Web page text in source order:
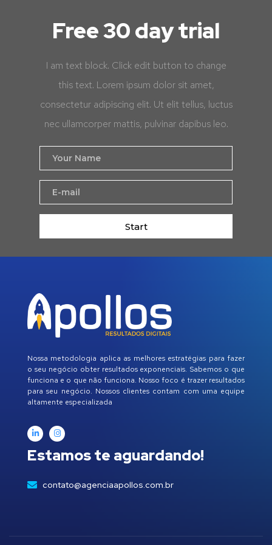
Free 30 day trial
I am text block. Click edit button to change
this text. Lorem ipsum dolor sit amet,
consectetur adipiscing elit. Ut elit tellus, luctus
nec ullamcorper mattis, pulvinar dapibus leo.
Start
Nossa metodologia aplica as melhores estratégias para fazer
o seu negócio obter resultados exponenciais. Sabemos o que
funciona e o que não funciona. Nosso foco é trazer resultados
para seu negócio. Nossos clientes contam com uma equipe
altamente especializada
Estamos te aguardando!
contato@agenciaapollos.com.br